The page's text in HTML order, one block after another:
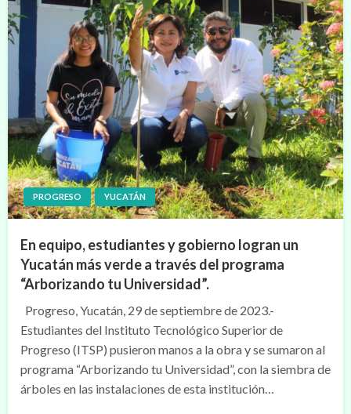
PROGRESO YUCATÁN
En equipo, estudiantes y gobierno logran un
Yucatán más verde a través del programa
“Arborizando tu Universidad”.
Progreso, Yucatán, 29 de septiembre de 2023.-
Estudiantes del Instituto Tecnológico Superior de
Progreso (ITSP) pusieron manos a la obra y se sumaron al
programa “Arborizando tu Universidad”, con la siembra de
árboles en las instalaciones de esta institución…